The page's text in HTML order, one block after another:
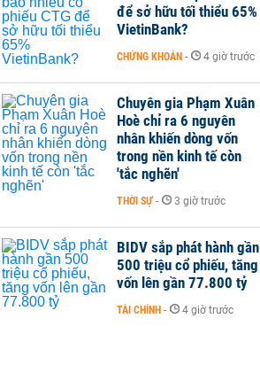
để sở hữu tối thiểu 65%
VietinBank?
CHỨNG KHOÁN - 4 giờ trước
Chuyên gia Phạm Xuân
Hoè chỉ ra 6 nguyên
nhân khiến dòng vốn
trong nền kinh tế còn
'tắc nghẽn'
THỜI SỰ - 3 giờ trước
BIDV sắp phát hành gần
500 triệu cổ phiếu, tăng
vốn lên gần 77.800 tỷ
TÀI CHÍNH - 4 giờ trước